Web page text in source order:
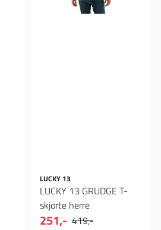
LUCKY 13
LUCKY 13 GRUDGE T-
skjorte herre
251,- 419,-